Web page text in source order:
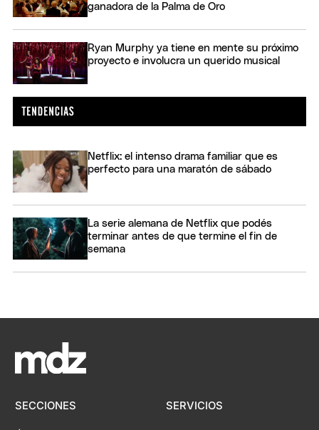
ganadora de la Palma de Oro
Ryan Murphy ya tiene en mente su próximo
proyecto e involucra un querido musical
Netflix: el intenso drama familiar que es
perfecto para una maratón de sábado
La serie alemana de Netflix que podés
terminar antes de que termine el fin de
semana
SECCIONES SERVICIOS